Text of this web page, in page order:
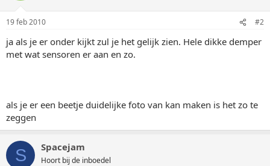
19 feb 2010 #2
ja als je er onder kijkt zul je het gelijk zien. Hele dikke demper
met wat sensoren er aan en zo.
als je er een beetje duidelijke foto van kan maken is het zo te
zeggen
S Spacejam
Hoort bij de inboedel